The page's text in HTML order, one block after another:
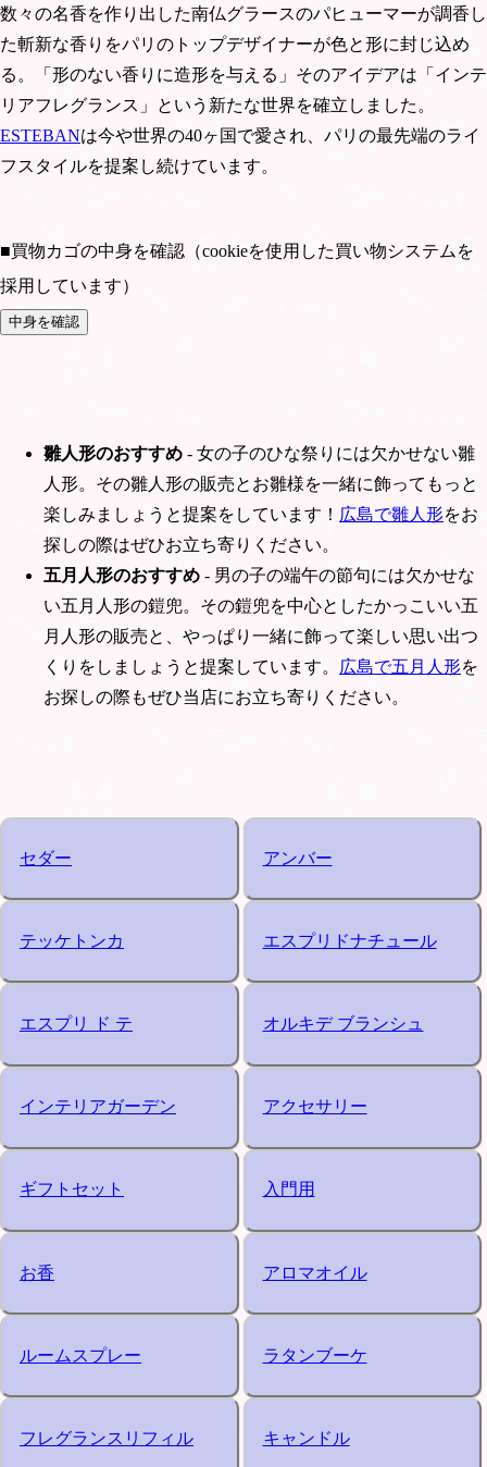
数々の名香を作り出した南仏グラースのパヒューマーが調香し
た斬新な香りをパリのトップデザイナーが色と形に封じ込め
る。「形のない香りに造形を与える」そのアイデアは「インテ
リアフレグランス」という新たな世界を確立しました。
ESTEBANは今や世界の40ヶ国で愛され、パリの最先端のライ
フスタイルを提案し続けています。
■買物カゴの中身を確認（cookieを使用した買い物システムを
採用しています）
雛人形のおすすめ - 女の子のひな祭りには欠かせない雛
人形。その雛人形の販売とお雛様を一緒に飾ってもっと
楽しみましょうと提案をしています！ 広島で雛人形をお
探しの際はぜひお立ち寄りください。
五月人形のおすすめ - 男の子の端午の節句には欠かせな
い五月人形の鎧兜。その鎧兜を中心としたかっこいい五
月人形の販売と、やっぱり一緒に飾って楽しい思い出つ
くりをしましょうと提案しています。
広島で五月人形を
お探しの際もぜひ当店にお立ち寄りください。
セダー アンバー
テッケトンカ エスプリドナチュール
エスプリ ド テ オルキデ ブランシュ
インテリアガーデン アクセサリー
ギフトセット 入門用
お香 アロマオイル
ルームスプレー ラタンブーケ
フレグランスリフィル キャンドル